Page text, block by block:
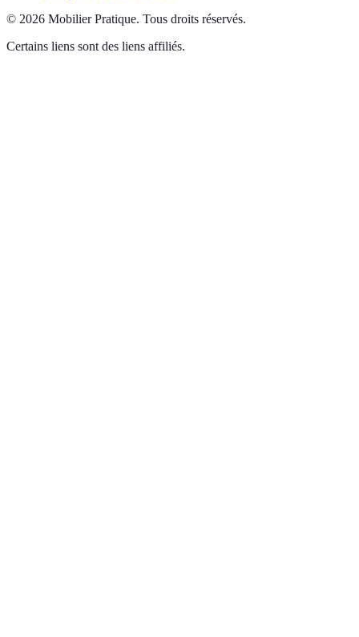
© 2026 Mobilier Pratique. Tous droits réservés.
Certains liens sont des liens affiliés.